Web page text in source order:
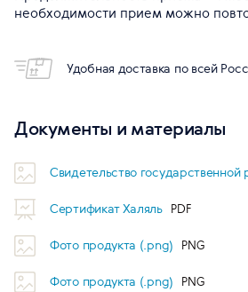
необходимости прием можно
Удобная доставка по всей
Документы и материалы
Свидетельство государственной
Сертификат Халяль
Фото продукта (.png)
Фото продукта (.png)